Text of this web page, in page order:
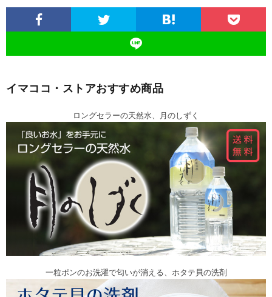
イマココ・ストアおすすめ商品
ロングセラーの天然水、月のしずく
一粒ポンのお洗濯で匂いが消える、ホタテ貝の洗剤